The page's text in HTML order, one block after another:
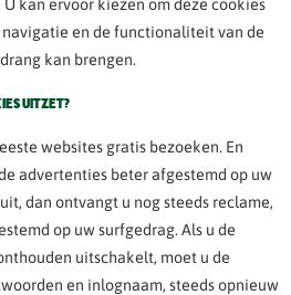
kan ervoor kiezen om deze cookies
en de functionaliteit van de
kan brengen.
UITZET?
websites gratis bezoeken. En
advertenties beter afgestemd op uw
dan ontvangt u nog steeds reclame,
op uw surfgedrag. Als u de
uitschakelt, moet u de
en inlognaam, steeds opnieuw